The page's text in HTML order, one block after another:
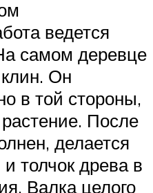
ведется
самом деревце
Он
в той стороны,
После
делается
толчок древа в
Валка целого